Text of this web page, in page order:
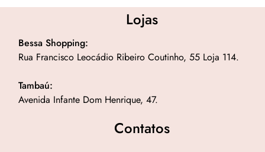
Lojas
Bessa Shopping:
Rua Francisco Leocádio Ribeiro Coutinho, 55 Loja 114.
Tambaú:
Avenida Infante Dom Henrique, 47.
Contatos